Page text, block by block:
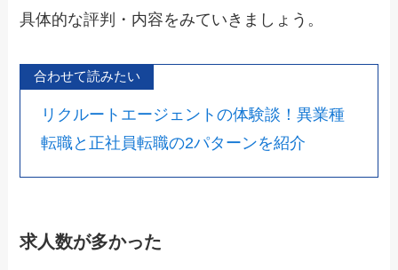
具体的な評判・内容をみていきましょう。
合わせて読みたい
リクルートエージェントの体験談！異業種
転職と正社員転職の2パターンを紹介
求人数が多かった